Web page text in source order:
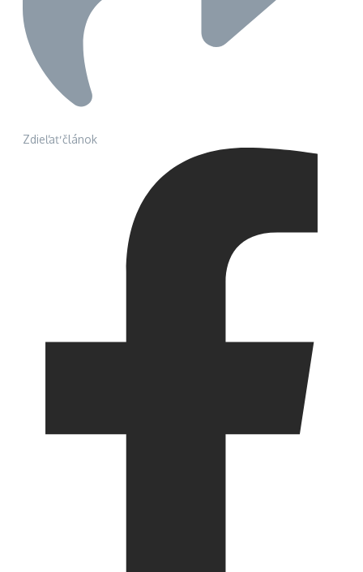
Zdieľať článok